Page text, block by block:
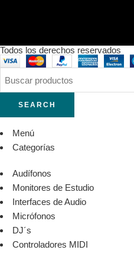
Todos los derechos reservados
SEARCH
Menú
Categorías
Audífonos
Monitores de Estudio
Interfaces de Audio
Micrófonos
DJ´s
Controladores MIDI